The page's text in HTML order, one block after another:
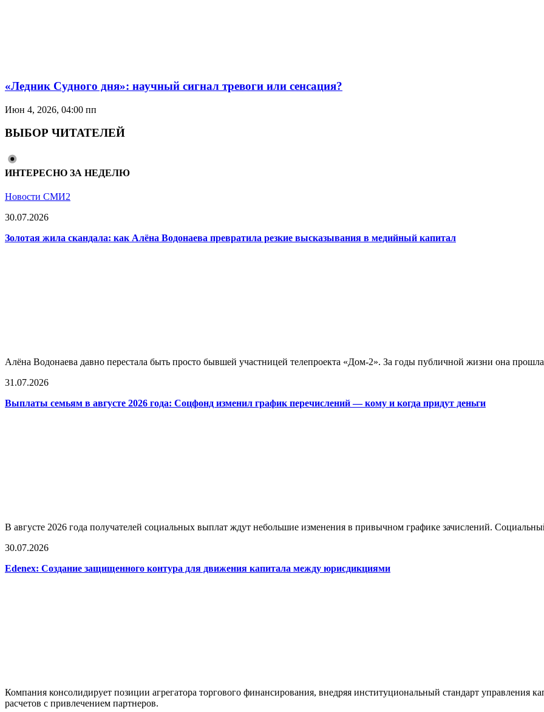
«Ледник Судного дня»: научный сигнал тревоги или сенсация?
Июн 4, 2026, 04:00 пп
ВЫБОР ЧИТАТЕЛЕЙ
ИНТЕРЕСНО ЗА НЕДЕЛЮ
Новости СМИ2
30.07.2026
Золотая жила скандала: как Алёна Водонаева превратила резкие высказывания в медийный капитал
Алёна Водонаева давно перестала быть просто бывшей участницей телепроекта «Дом-2». За годы публичной жизни она прошла
31.07.2026
Выплаты семьям в августе 2026 года: Соцфонд изменил график перечислений — кому и когда придут деньги
В августе 2026 года получателей социальных выплат ждут небольшие изменения в привычном графике зачислений.
30.07.2026
Edenex: Создание защищенного контура для движения капитала между юрисдикциями
Компания консолидирует позиции агрегатора торгового финансирования, внедряя институциональный стандарт управления
расчетов с привлечением партнеров.